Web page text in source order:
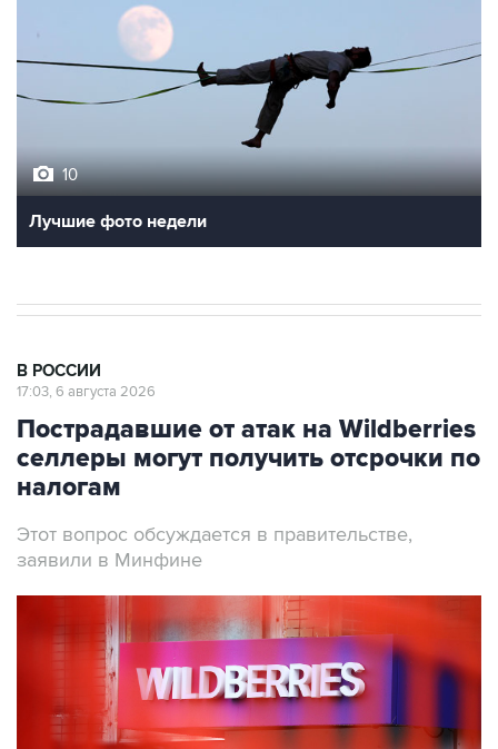
10
Лучшие фото недели
В РОССИИ
17:03, 6 августа 2026
Пострадавшие от атак на Wildberries
селлеры могут получить отсрочки по
налогам
Этот вопрос обсуждается в правительстве,
заявили в Минфине